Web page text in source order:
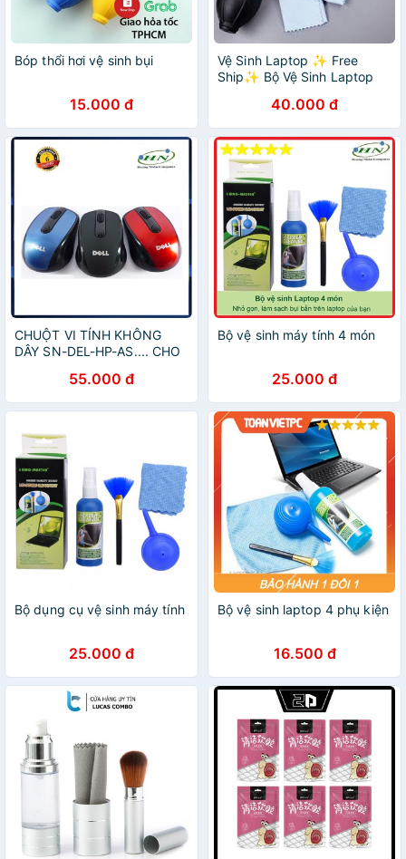
Bóp thổi hơi vệ sinh bụi
15.000 đ
Vệ Sinh Laptop ✨ Free
Ship✨ Bộ Vệ Sinh Laptop
Chính Hãng40.000 đ
CHUỘT VI TÍNH KHÔNG
DÂY SN-DEL-HP-AS.... CHO
SINH VIÊN55.000 đ
Bộ vệ sinh máy tính 4 món
25.000 đ
Bộ dụng cụ vệ sinh máy tính
25.000 đ
Bộ vệ sinh laptop 4 phụ kiện
16.500 đ